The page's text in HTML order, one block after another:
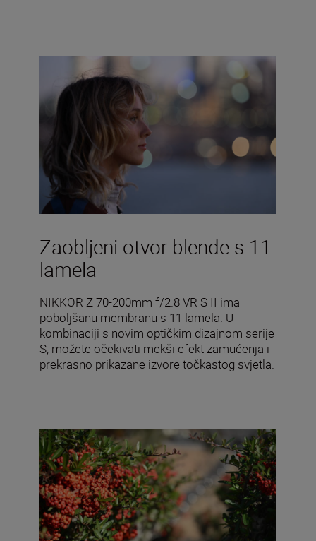
Zaobljeni otvor blende s 11
lamela
NIKKOR Z 70-200mm f/2.8 VR S II ima
poboljšanu membranu s 11 lamela. U
kombinaciji s novim optičkim dizajnom serije
S, možete očekivati mekši efekt zamućenja i
prekrasno prikazane izvore točkastog svjetla.